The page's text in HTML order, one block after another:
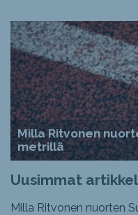
Milla Ritvonen
metrillä
Uusimmat
Milla Ritvonen nuorten